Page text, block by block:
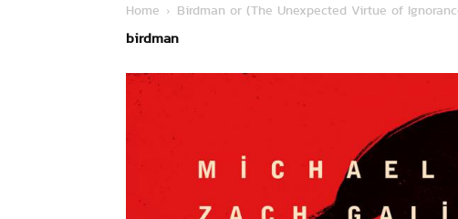
Home Birdman or (The Unexpected Virtue of
birdman